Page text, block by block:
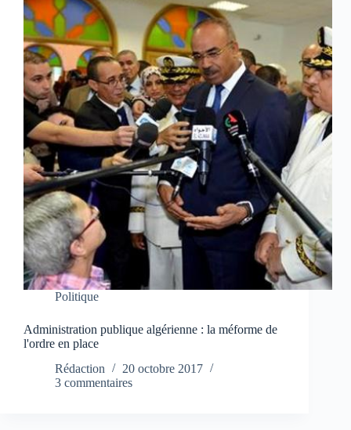
Politique
Administration publique algérienne : la méforme de
l'ordre en place
Rédaction
20 octobre 2017
3 commentaires